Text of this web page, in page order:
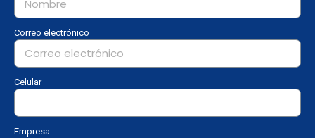
Correo electrónico
Celular
Empresa